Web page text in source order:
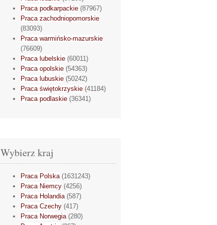
Praca podkarpackie (87967)
Praca zachodniopomorskie
(83093)
Praca warmińsko-mazurskie
(76609)
Praca lubelskie (60011)
Praca opolskie (54363)
Praca lubuskie (50242)
Praca świętokrzyskie (41184)
Praca podlaskie (36341)
Wybierz kraj
Praca Polska(1631243)
Praca Niemcy (4256)
Praca Holandia(587)
Praca Czechy (417)
Praca Norwegia(280)